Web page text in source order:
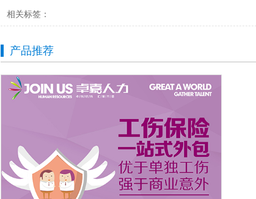
相关标签：
产品推荐